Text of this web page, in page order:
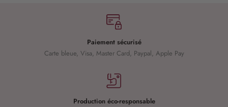
Paiement sécurisé
Carte bleue, Visa, Master Card, Paypal, Apple Pay
Production éco-responsable